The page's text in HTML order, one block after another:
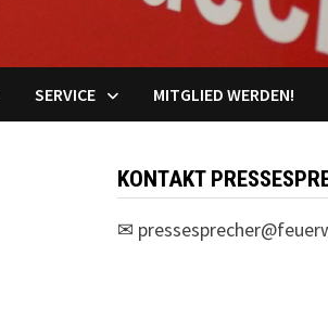
SERVICE MITGLIED WERDEN!
KONTAKT
✉